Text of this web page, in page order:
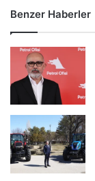
Benzer Haberler